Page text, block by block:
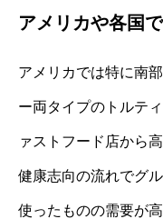
アメリカや各国
アメリカでは特に南
ー両タイプのトルテ
ァストフード店から
健康志向の流れでグ
使ったものの需要が